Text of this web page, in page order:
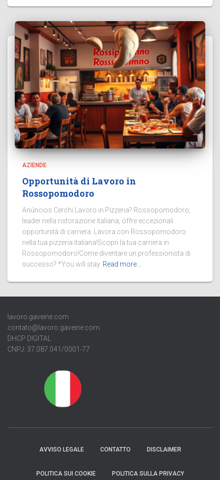
AZIENDE
Opportunità di Lavoro in
Rossopomodoro
Anúncios Cerchi Lavoro in Pizzeria? Rossopomodoro,
leader nella ristorazione italiana, offre eccezionali
opportunità di carriera. Lavora con Rossopomodoro
nella tua pizzeria italiana!Scopri la tua carriera in
Rossopomodoro!Come diventare un professionista di
successo? *You will stay Read more…
lavoro.gaveine.com
contato@lavoro.gaveine.com
DHCP DIGITAL
CNPJ: 37.087.041/0001-77
AVVISO LEGALE CONTATTO DISCLAIMER
POLITICA SUI COOKIE POLITICA SULLA PRIVACY